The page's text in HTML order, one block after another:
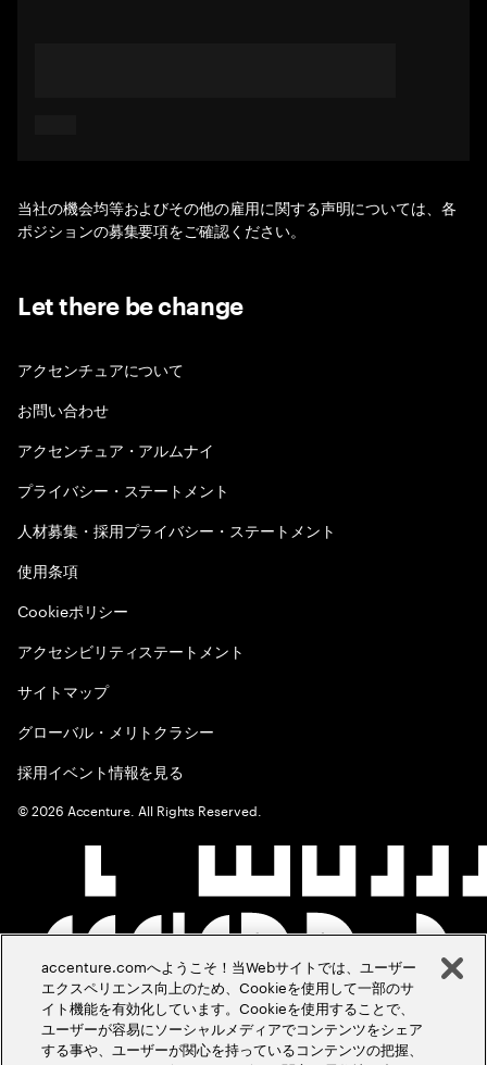
当社の機会均等およびその他の雇用に関する声明については、各
ポジションの募集要項をご確認ください。
Let there be change
アクセンチュアについて
お問い合わせ
アクセンチュア・アルムナイ
プライバシー・ステートメント
人材募集・採用プライバシー・ステートメント
使用条項
Cookieポリシー
アクセシビリティステートメント
サイトマップ
グローバル・メリトクラシー
採用イベント情報を見る
©2026 Accenture. All Rights Reserved.
accenture.comへようこそ！当Webサイトでは、ユーザー
エクスペリエンス向上のため、Cookieを使用して一部のサ
イト機能を有効化しています。Cookieを使用することで、
ユーザーが容易にソーシャルメディアでコンテンツをシェア
する事や、ユーザーが関心を持っているコンテンツの把握、